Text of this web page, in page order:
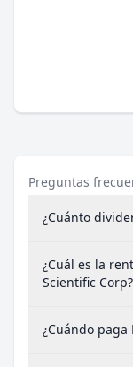
Preguntas
¿Cuánto
¿Cuál es la
Scientific Corp?
¿Cuándo